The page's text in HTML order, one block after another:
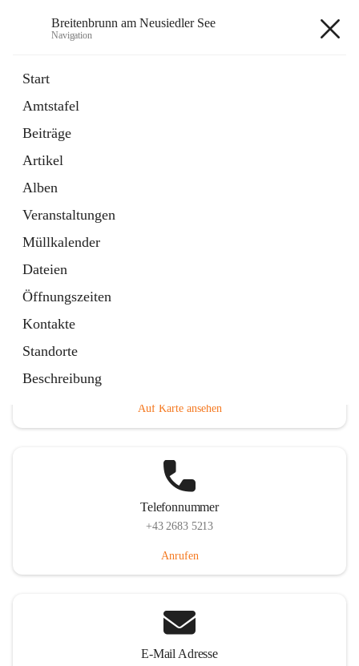
Breitenbrunn am Neusiedler See
Navigation
Start
Amtstafel
Beiträge
Artikel
Alben
Veranstaltungen
Müllkalender
Dateien
Öffnungszeiten
Kontakte
Standorte
Beschreibung
18 Schnellzugriffe
Gemeindeservice
Auf Karte ansehen
Telefonnummer
+43 2683 5213
Anrufen
E-Mail Adresse